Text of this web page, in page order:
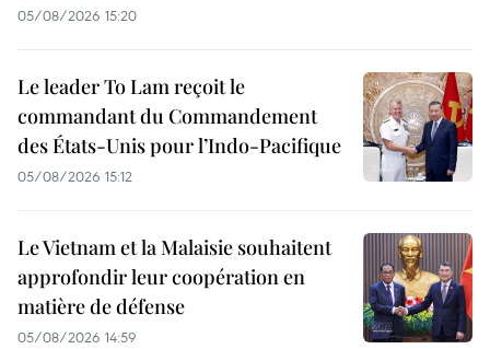
05/08/2026 15:20
Le leader To Lam reçoit le
commandant du Commandement
des États-Unis pour l’Indo-Pacifique
05/08/2026 15:12
Le Vietnam et la Malaisie souhaitent
approfondir leur coopération en
matière de défense
05/08/2026 14:59